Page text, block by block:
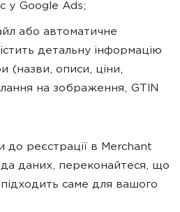
у Google Ads;
або автоматичне
детальну інформацію
(назви, описи, ціни,
на зображення, GTIN
реєстрації в Merchant
даних, переконайтеся, що
саме для вашого